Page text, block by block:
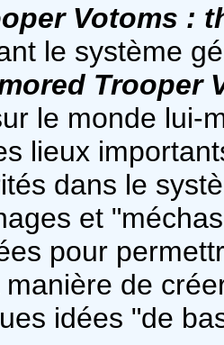
Votoms :
le système
Trooper
le monde lui-
lieux
dans le
et
pour
de
idées "de